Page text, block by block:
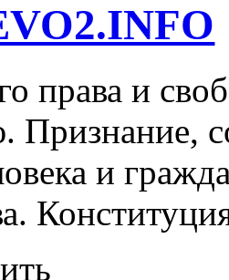
права и
Признание,
и